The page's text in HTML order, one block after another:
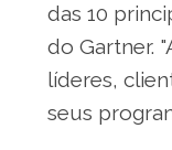
das 10
do Gartner.
líderes,
seus